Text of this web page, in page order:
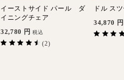
イーストサイド パール ダ
イニングチェア
32,780 円 税込
(2)
ドル ス
34,870 円